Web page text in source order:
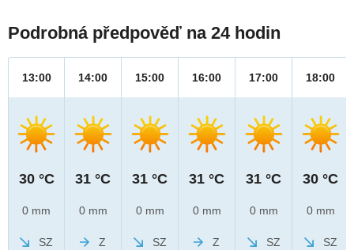
Podrobná předpověď na 24 hodin
13:00
30 °C
0 mm
SZ
14:00
31 °C
0 mm
Z
15:00
31 °C
0 mm
SZ
16:00
31 °C
0 mm
Z
17:00
31 °C
0 mm
SZ
18:00
30 °C
0 mm
SZ